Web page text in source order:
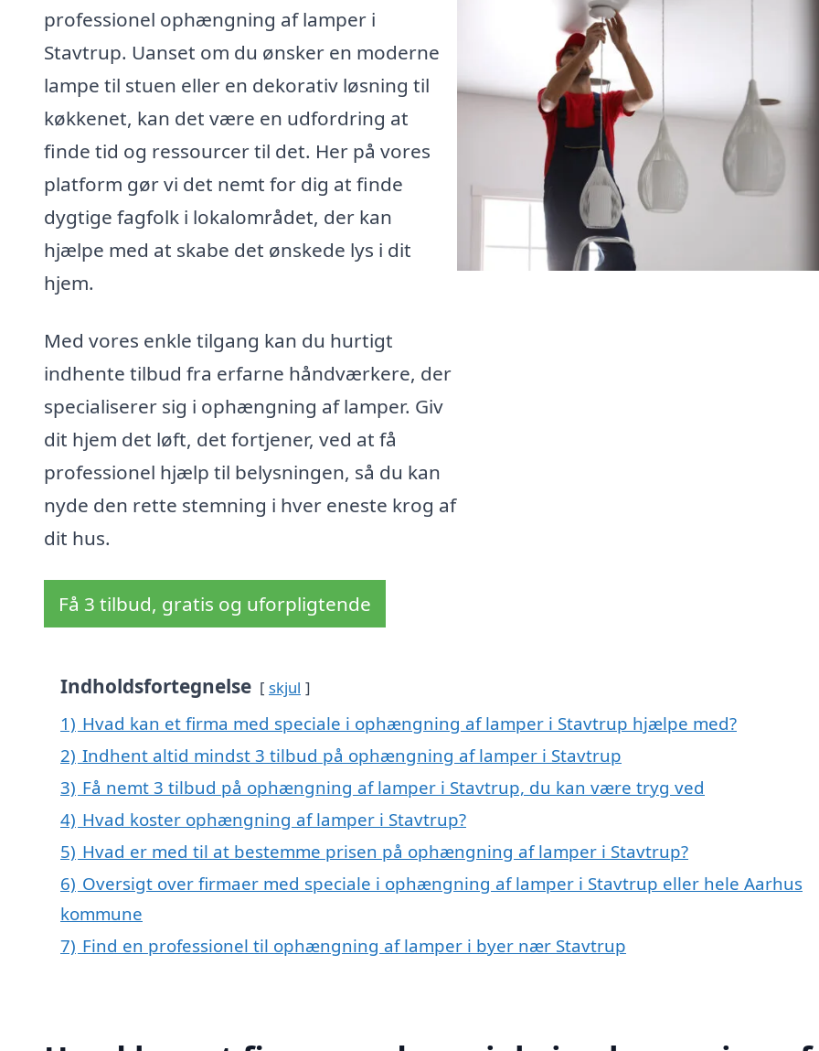
professionel ophængning af lamper i
Stavtrup. Uanset om du ønsker en moderne
lampe til stuen eller en dekorativ løsning til
køkkenet, kan det være en udfordring at
finde tid og ressourcer til det. Her på vores
platform gør vi det nemt for dig at finde
dygtige fagfolk i lokalområdet, der kan
hjælpe med at skabe det ønskede lys i dit
hjem.
Med vores enkle tilgang kan du hurtigt
indhente tilbud fra erfarne håndværkere, der
specialiserer sig i ophængning af lamper. Giv
dit hjem det løft, det fortjener, ved at få
professionel hjælp til belysningen, så du kan
nyde den rette stemning i hver eneste krog af
dit hus.
Få 3 tilbud, gratis og uforpligtende
Indholdsfortegnelse skjul
1) Hvad kan et firma med speciale i ophængning af lamper i Stavtrup hjælpe med?
2) Indhent altid mindst 3 tilbud på ophængning af lamper i Stavtrup
3) Få nemt 3 tilbud på ophængning af lamper i Stavtrup, du kan være tryg ved
4) Hvad koster ophængning af lamper i Stavtrup?
5) Hvad er med til at bestemme prisen på ophængning af lamper i Stavtrup?
6) Oversigt over firmaer med speciale i ophængning af lamper i Stavtrup eller hele Aarhus
kommune
7) Find en professionel til ophængning af lamper i byer nær Stavtrup